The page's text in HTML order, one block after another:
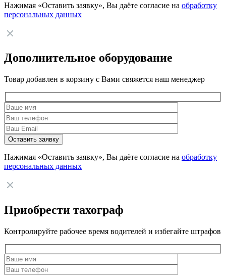
Нажимая «Оставить заявку», Вы даёте согласие на обработку
персональных данных
Дополнительное оборудование
Товар добавлен в корзину с Вами свяжется наш менеджер
Нажимая «Оставить заявку», Вы даёте согласие на обработку
персональных данных
Приобрести тахограф
Контролируйте рабочее время водителей и избегайте штрафов